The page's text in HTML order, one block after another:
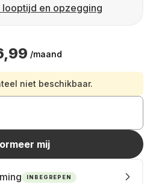
en opzegging
/maand
niet beschikbaar.
mij
INBEGREPEN